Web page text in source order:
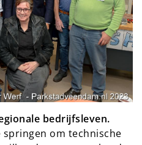
bedrijfsleven.
om technische